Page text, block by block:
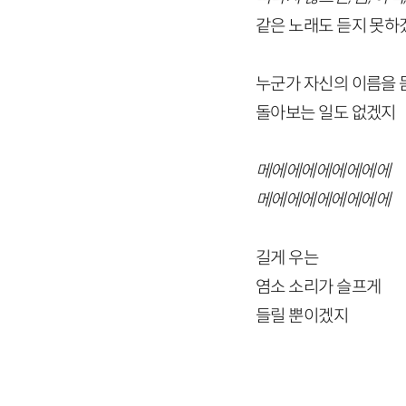
같은 노래도 듣지 못하
누군가 자신의 이름을
돌아보는 일도 없겠지
메에에에에에에에에
메에에에에에에에에
길게 우는
염소 소리가 슬프게
들릴 뿐이겠지